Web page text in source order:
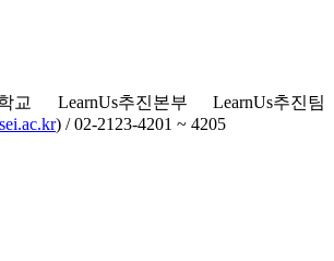
LearnUs추진본부 LearnUs추진팀
) / 02-2123-4201 ~ 4205